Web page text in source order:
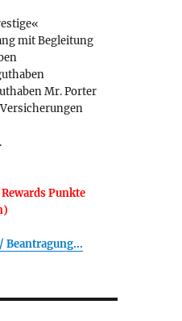
mit Begleitung
Mr. Porter
Punkte